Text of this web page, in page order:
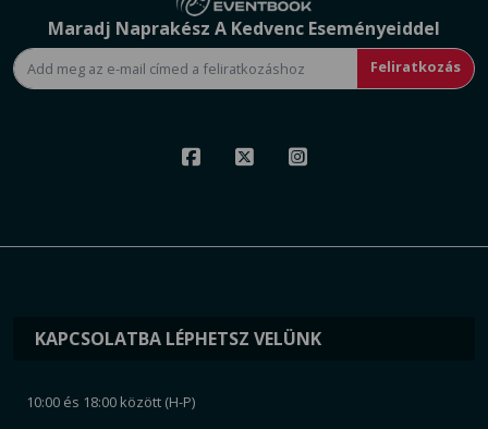
Maradj Naprakész A Kedvenc Eseményeiddel
Feliratkozás
KAPCSOLATBA LÉPHETSZ VELÜNK
10:00 és 18:00 között (H-P)